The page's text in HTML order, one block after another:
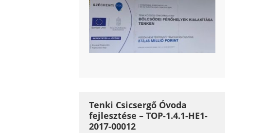
Tenki Csicsergő Óvoda
fejlesztése – TOP-1.4.1-HE1-
2017-00012